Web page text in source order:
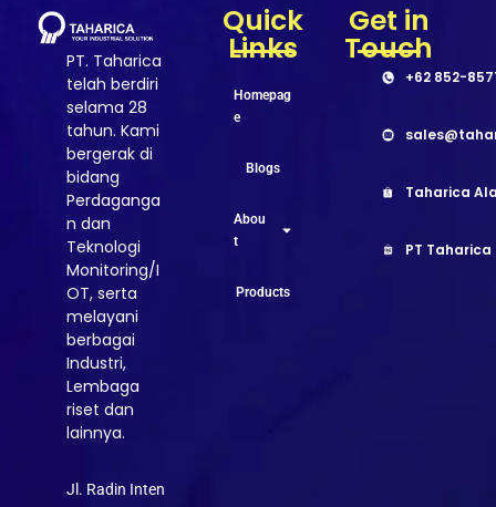
PT. Taharica
telah berdiri
selama 28
tahun. Kami
bergerak di
bidang
Perdaganga
n dan
Teknologi
Monitoring/I
OT, serta
melayani
berbagai
Industri,
Lembaga
riset dan
lainnya.
Jl. Radin Inten
Quick
Links
Homepag
e
Blogs
Abou
t
Products
Get in
Touch
+62 852-
Taharica
PT Taharica